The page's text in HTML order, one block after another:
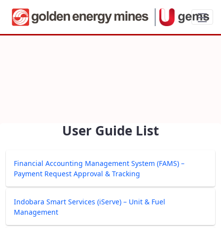
User Guide List
User Guide List
Financial Accounting Management System (FAMS) –
Payment Request Approval & Tracking
Indobara Smart Services (iServe) – Unit & Fuel
Management